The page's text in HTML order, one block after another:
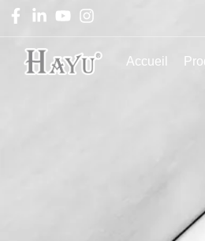
Accueil